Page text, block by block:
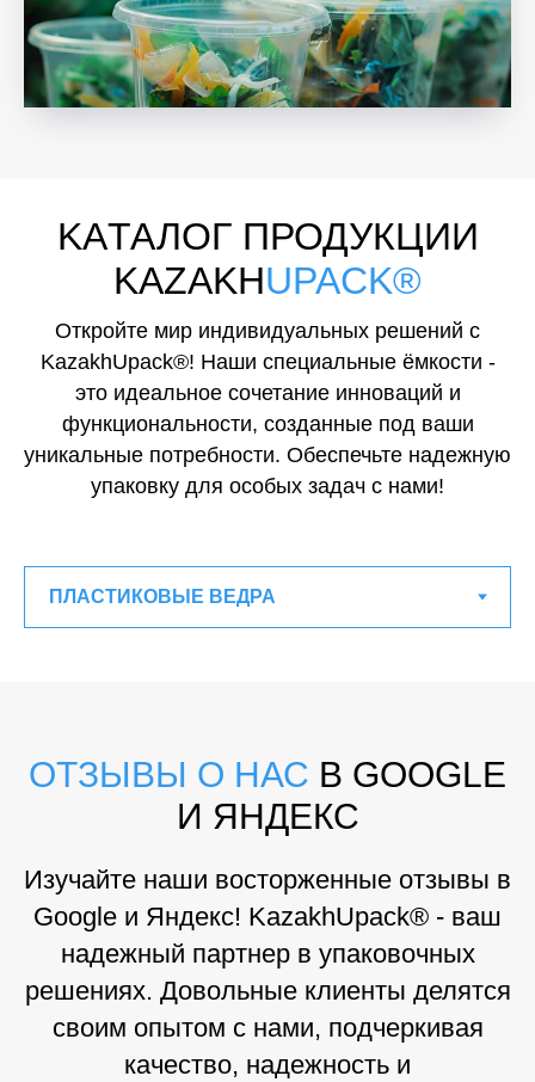
KAТАЛОГ ПРОДУКЦИИ
KAZAKHUPACK®
Откройте мир индивидуальных решений с
KazakhUpack®! Наши специальные ёмкости -
это идеальное сочетание инноваций и
функциональности, созданные под ваши
уникальные потребности. Обеспечьте надежную
упаковку для особых задач с нами!
ОТЗЫВЫ О НАС В GOOGLE
И ЯНДЕКС
Изучайте наши восторженные отзывы в
Google и Яндекс! KazakhUpack® - ваш
надежный партнер в упаковочных
решениях. Довольные клиенты делятся
своим опытом с нами, подчеркивая
качество, надежность и